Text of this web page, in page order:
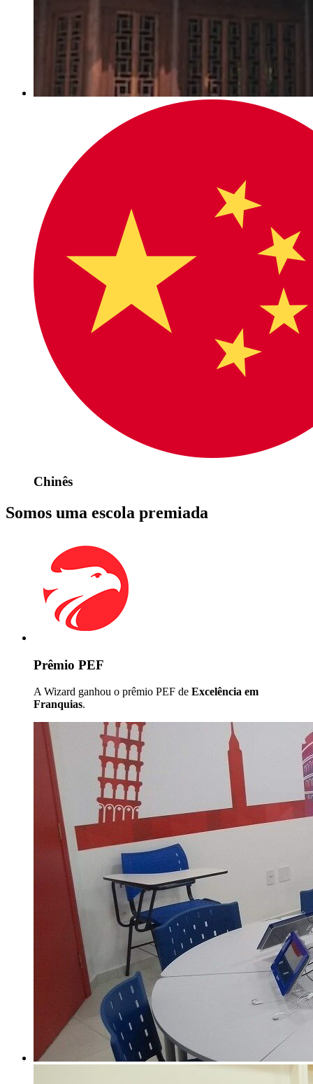
Chinês
Somos uma escola premiada
Prêmio PEF
A Wizard ganhou o prêmio PEF de Excelência em
Franquias.